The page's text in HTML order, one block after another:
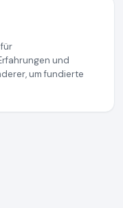
für
und
um fundierte